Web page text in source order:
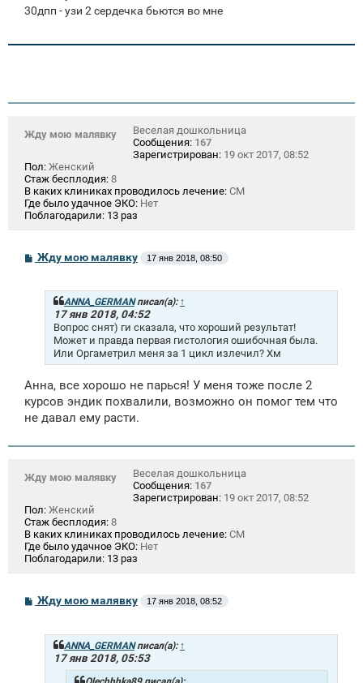
30дпп - узи 2 сердечка бьются во мне
Жду мою малявку
Веселая дошкольница
Сообщения: 167
Зарегистрирован: 19 окт 2017, 08:52
Пол: Женский
Стаж бесплодия: 8
В каких клиниках проводилось лечение: СМ
Где было удачное ЭКО: Нет
Поблагодарили: 13 раз
С
о
Жду мою малявку 17 янв 2018, 08:50
ANNA_GERMANписал(а): ↑
17 янв 2018, 04:52
Вопрос снят) ги сказала, что хороший результат!
Может и правда первая гистология ошибочная была.
Или Оргаметрил меня за 1 цикл излечил? Хм
Анна, все хорошо не парься! У меня тоже после 2
курсов эндик похвалили, возможно он помог тем что
не давал ему расти.
Жду мою малявку
Веселая дошкольница
Сообщения: 167
Зарегистрирован: 19 окт 2017, 08:52
Пол: Женский
Стаж бесплодия: 8
В каких клиниках проводилось лечение: СМ
Где было удачное ЭКО: Нет
Поблагодарили: 13 раз
СЖду мою малявку 17 янв 2018, 08:52
ANNA_GERMANписал(а): ↑
17 янв 2018, 05:53